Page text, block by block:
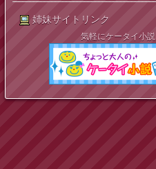
姉妹サイトリンク
気軽にケータイ小説